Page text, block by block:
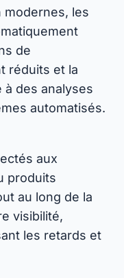
modernes, les
de
réduits et la
des analyses
automatisés.
aux
produits
au long de la
visibilité,
les retards et